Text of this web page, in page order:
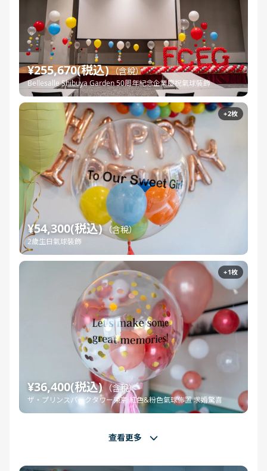
¥255,670(税込)（含稅）
Bellesalle Shibuya Garden 50周年紀念企業慶祝氣球裝飾
+2枚
¥54,300(税込) （含稅）
2歲生日氣球裝飾
+1枚
¥36,400(税込)（含稅）
ザ・プリンスパークタワー東京 紅色&粉色氣球佈置 求婚驚喜
查看更多